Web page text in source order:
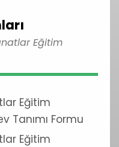
Eğitim
Eğitim
Tanımı Formu
Eğitim